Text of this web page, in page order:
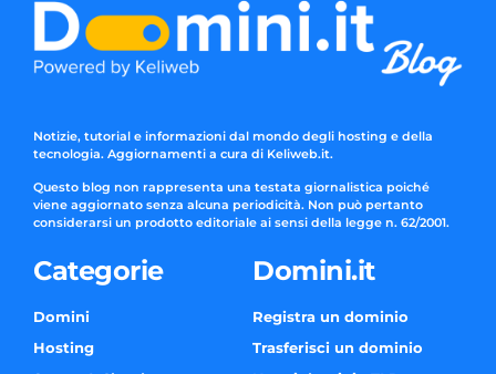
Notizie, tutorial e informazioni dal mondo degli hosting e della
tecnologia. Aggiornamenti a cura di Keliweb.it.
Questo blog non rappresenta una testata giornalistica poiché
viene aggiornato senza alcuna periodicità. Non può pertanto
considerarsi un prodotto editoriale ai sensi della legge n. 62/2001.
Categorie
Domini
Hosting
Domini.it
Registra un dominio
Trasferisci un dominio